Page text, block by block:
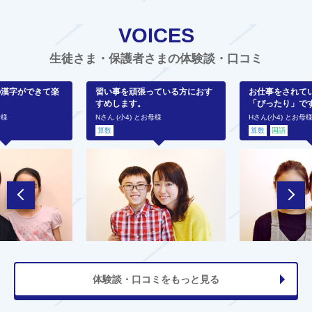
VOICES
生徒さま・保護者さまの体験談・口コミ
字ができて楽
習い事を頑張っている方におす
すめします。
Nさん (小4) とお母様
算数
お仕事をされて
「ぴったり」で
Hさん(小4) とお母
算数
国語
体験談・口コミをもっと見る